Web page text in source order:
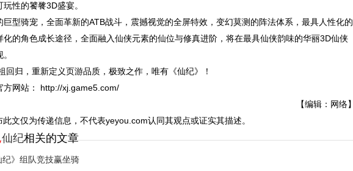
性的饕餮3D盛宴。
巨型骑宠，全面革新的ATB战斗，震撼视觉的全屏特效，变幻莫测的阵法体系，最具人性化的
化的角色成长途径，全面融入仙侠元素的仙位与修真进阶，将在最具仙侠韵味的华丽3D仙侠
回归，重新定义页游品质，极致之作，唯有《仙纪》！
方网站： http://xj.game5.com/
【编辑：网络】
文仅为传递信息，不代表yeyou.com认同其观点或证实其描述。
仙纪相关的文章
》组队竞技赢坐骑